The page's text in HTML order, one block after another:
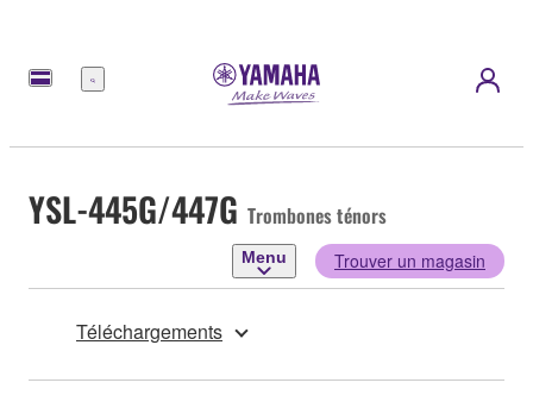
Menu
YSL-445G/447G Trombones ténors
Menu Trouver un magasin
Téléchargements